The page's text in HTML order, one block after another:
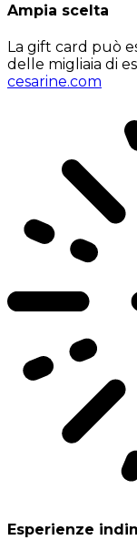
Ampia scelta
La gift card può
delle migliaia di
cesarine.com
Esperienze